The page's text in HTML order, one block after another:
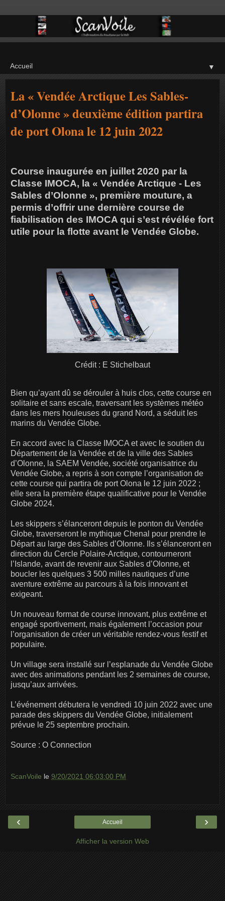
▼
La « Vendée Arctique Les Sables-
d’Olonne » deuxième édition partira
de port Olona le 12 juin 2022
Course inaugurée en juillet 2020 par la
Classe IMOCA, la « Vendée Arctique - Les
Sables d’Olonne », première mouture, a
permis d’offrir une dernière course de
fiabilisation des IMOCA qui s’est révélée fort
utile pour la flotte avant le Vendée Globe.
Crédit : E Stichelbaut
Bien qu’ayant dû se dérouler à huis clos, cette course en
solitaire et sans escale, traversant les systèmes météo
dans les mers houleuses du grand Nord, a séduit les
marins du Vendée Globe.
En accord avec la Classe IMOCA et avec le soutien du
Département de la Vendée et de la ville des Sables
d’Olonne, la SAEM Vendée, société organisatrice du
Vendée Globe, a repris à son compte l’organisation de
cette course qui partira de port Olona le 12 juin 2022 ;
elle sera la première étape qualificative pour le Vendée
Globe 2024.
Les skippers s’élanceront depuis le ponton du Vendée
Globe, traverseront le mythique Chenal pour prendre le
Départ au large des Sables d’Olonne. Ils s’élanceront en
direction du Cercle Polaire-Arctique, contourneront
l’Islande, avant de revenir aux Sables d’Olonne, et
boucler les quelques 3 500 milles nautiques d’une
aventure extrême au parcours à la fois innovant et
exigeant.
Un nouveau format de course innovant, plus extrême et
engagé sportivement, mais également l’occasion pour
l’organisation de créer un véritable rendez-vous festif et
populaire.
Un village sera installé sur l’esplanade du Vendée Globe
avec des animations pendant les 2 semaines de course,
jusqu’aux arrivées.
L’événement débutera le vendredi 10 juin 2022 avec une
parade des skippers du Vendée Globe, initialement
prévue le 25 septembre prochain.
Source : O Connection
ScanVoile le 9/20/2021 06:03:00 PM
‹ ›
Accueil
Afficher la version Web